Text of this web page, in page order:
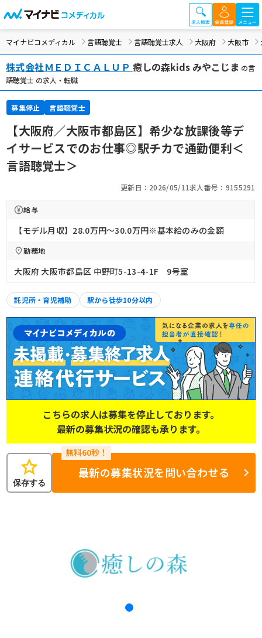
マイナビコメディカル 言語聴覚士 言語聴覚士求人 大阪府 大阪市
株式会社ＭＥＤＩＣＡＬＵＰ 癒しの森kids みやこじま の言
語聴覚士 の求人・転職
募集停止 言語聴覚士
【大阪府／大阪市都島区】希少な放課後等デ
イサービスでのお仕事◎駅チカで通勤便利＜
言語聴覚士＞
更新日：2026/05/11求人番号：9155291
給与
【モデル月収】28.0万円〜30.0万円※基本給のみの金額
勤務地
大阪府 大阪市都島区 中野町5-13-4-1F 9号室
託児所・育児補助 駅から徒歩10分以内
こちらの求人は募集を停止しております。
最新の募集状況の確認も承ります。
star
保存する
最新の募集状況を問い合わせる